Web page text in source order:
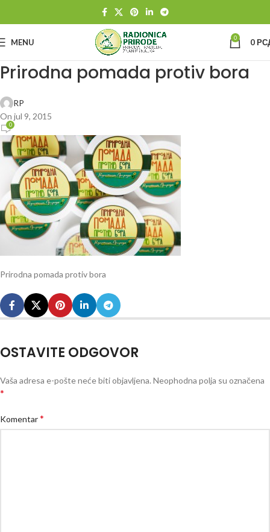
MENU 0 0
Prirodna pomada protiv bora
RP
On jul 9, 2015
0
Prirodna pomada protiv bora
OSTAVITE ODGOVOR
Vaša adresa e-pošte neće biti objavljena. Neophodna polja su označena
*
Komentar*